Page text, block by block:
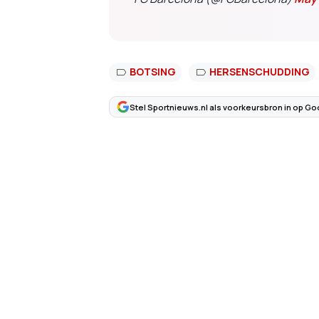
BOTSING HERSENSCHUDDING
Stel Sportnieuws.nl als voorkeursbron in op